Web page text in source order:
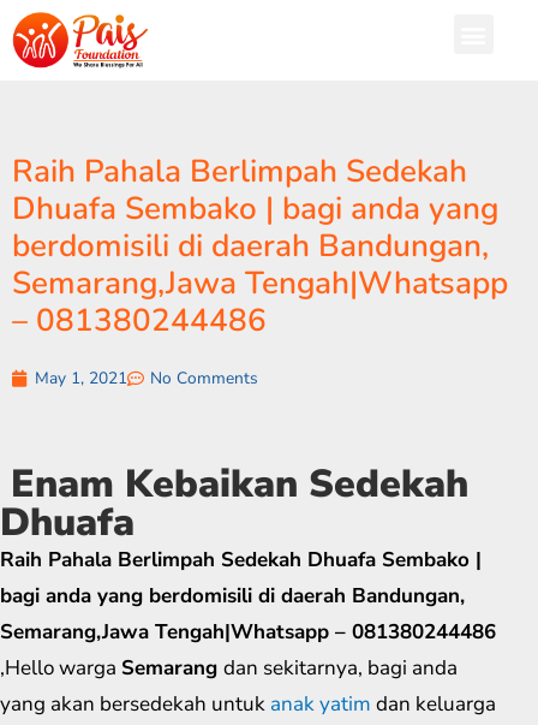
Raih Pahala Berlimpah Sedekah
Dhuafa Sembako | bagi anda yang
berdomisili di daerah Bandungan,
Semarang,Jawa Tengah|Whatsapp
– 081380244486
May 1, 2021 No Comments
Enam Kebaikan Sedekah
Dhuafa
Raih Pahala Berlimpah Sedekah Dhuafa Sembako |
bagi anda yang berdomisili di daerah Bandungan,
Semarang,Jawa Tengah|Whatsapp – 081380244486
,Hello warga Semarang dan sekitarnya, bagi anda
yang akan bersedekah untuk anak yatim dan keluarga